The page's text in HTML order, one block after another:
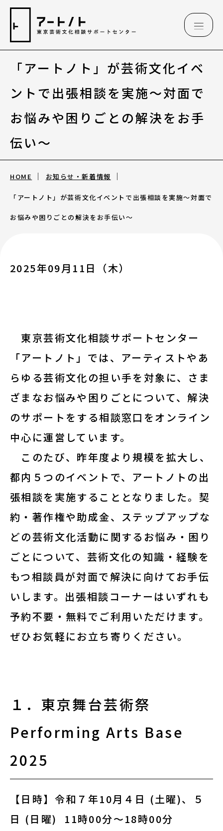
相談情報
専用フォーム
アートのこんなご相談、お伺いしています
（相談例）
気になる講座を探す
2025年度 過去の講座
2024年度 過去の講座
2023年度以前 過去の講座
修了生
講師陣
お役立ち情報
アートノトお悩みお助け辞典
アワード・コンテスト情報
エンターテインメント法務Ｑ＆Ａ〔第３
リンク集
「アートノト」が芸術文化イベ
ントで出張相談を実施～対面で
お悩みや困りごとの解決をお手
伝い～
HOME お知らせ・新着情報
「アートノト」が芸術文化イベントで出張相談を実施～対面で
お悩みや困りごとの解決をお手伝い～
2025年09月11日（木）
東京芸術文化相談サポートセンター
「アートノト」では、アーティストやあ
らゆる芸術文化の担い手を対象に、さま
ざまなお悩みや困りごとについて、解決
のサポートをする相談窓口をオンライン
中心に運営しています。
このたび、 昨年度より規模を拡大 し、
都内５つのイベント で、 アートノトの出
張相談を実施することとなりました。契
約・著作権や助成金、ステップアップな
どの芸術文化活動に関するお悩み・困り
ごと について、 芸術文化の知識・経験を
もつ相談員が対面で解決に向けてお手伝
い します。出張相談コーナーはいずれも
予約不要・無料でご利用いただけます。
ぜひお気軽にお立ち寄りください。
１．東京舞台芸術祭
Performing Arts Base
2025
【日時】令和７年10月４日 (土曜)、５
日 (日曜) 11時00分～18時00分